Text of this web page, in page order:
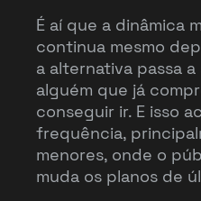
É aí que a dinâmica
continua mesmo
a alternativa passa
alguém que já
conseguir ir. E isso
frequência,
menores, onde o
muda os planos de